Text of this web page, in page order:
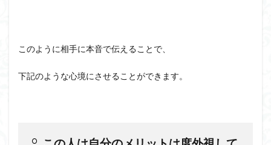
このように相手に本音で伝えることで、
下記のような心境にさせることができます。